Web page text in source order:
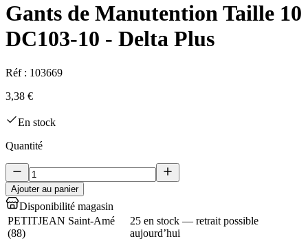
Gants de Manutention Taille 10
DC103-10 - Delta Plus
Réf : 103669
3,38 €
En stock
Quantité
Ajouter au panier
Disponibilité magasin
PETITJEAN Saint-Amé
(88)
25 en stock — retrait possible
aujourd’hui